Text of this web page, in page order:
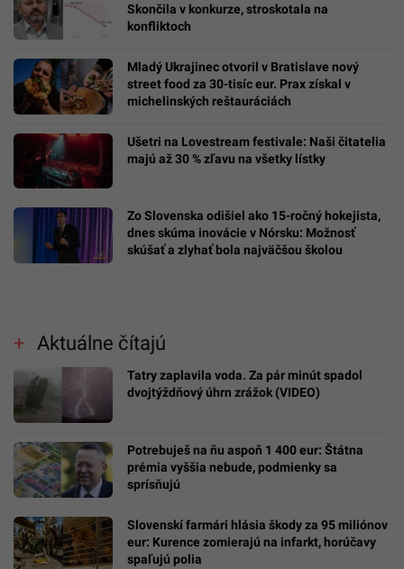
Skončila v konkurze, stroskotala na
konfliktoch
Mladý Ukrajinec otvoril v Bratislave nový
street food za 30-tisíc eur. Prax získal v
michelinských reštauráciách
Ušetri na Lovestream festivale: Naši čitatelia
majú až 30 % zľavu na všetky lístky
Zo Slovenska odišiel ako 15-ročný hokejista,
dnes skúma inovácie v Nórsku: Možnosť
skúšať a zlyhať bola najväčšou školou
Aktuálne čítajú
Tatry zaplavila voda. Za pár minút spadol
dvojtýždňový úhrn zrážok (VIDEO)
Potrebuješ na ňu aspoň 1 400 eur: Štátna
prémia vyššia nebude, podmienky sa
sprísňujú
Slovenskí farmári hlásia škody za 95 miliónov
eur: Kurence zomierajú na infarkt, horúčavy
spaľujú polia